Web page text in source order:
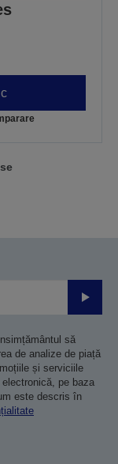
să
de analize de piață
și serviciile
pe baza
este descris în